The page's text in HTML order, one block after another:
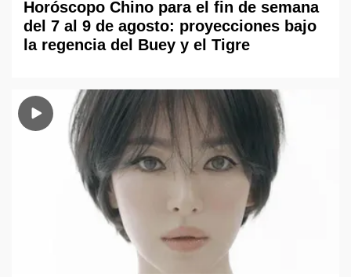
Horóscopo Chino para el fin de semana
del 7 al 9 de agosto: proyecciones bajo
la regencia del Buey y el Tigre